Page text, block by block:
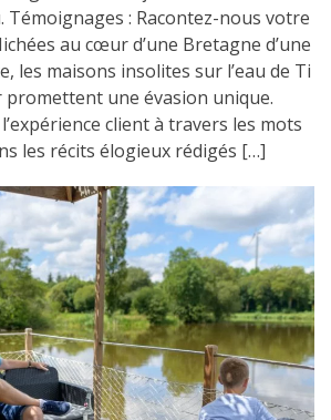
Témoignages : Racontez-nous votre
au cœur d’une Bretagne d’une
les maisons insolites sur l’eau de Ti
promettent une évasion unique.
client à travers les mots
les récits élogieux rédigés […]